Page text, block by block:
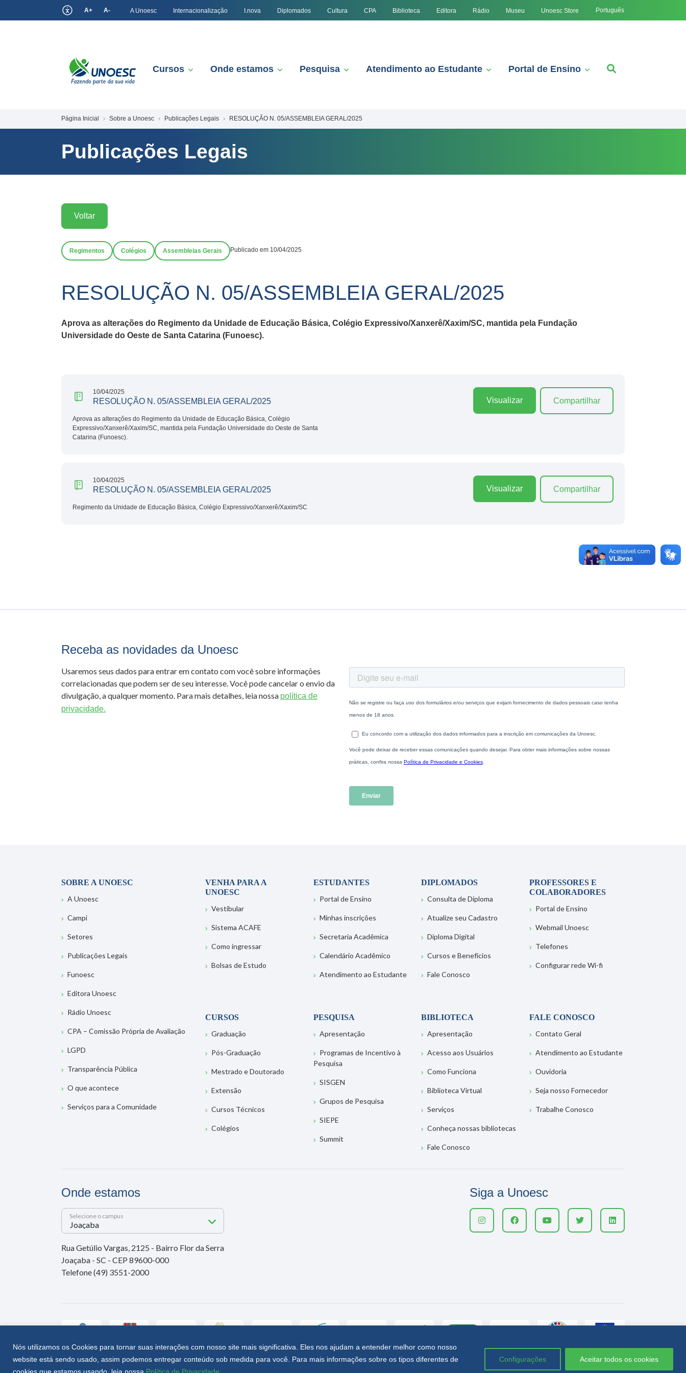
Nós utilizamos os Cookies para tornar suas interações com nosso site mais significativa. Eles nos ajudam a entender melhor como nosso
website está sendo usado, assim podemos entregar conteúdo sob medida para você. Para mais informações sobre os tipos diferentes de
cookies que estamos usando, leia nossa Política de Privacidade
Configurações Aceitar todos os cookies
A+ A- A Unoesc Internacionalização I.nova Diplomados Cultura CPA Biblioteca Editora Rádio Museu Unoesc Store Português
Cursos Onde estamos Pesquisa Atendimento ao Estudante Portal de Ensino
Página Inicial Sobre a Unoesc Publicações Legais RESOLUÇÃO N. 05/ASSEMBLEIA GERAL/2025
Publicações Legais
Voltar
Regimentos Colégios Assembleias Gerais Publicado em 10/04/2025
RESOLUÇÃO N. 05/ASSEMBLEIA GERAL/2025
Aprova as alterações do Regimento da Unidade de Educação Básica, Colégio Expressivo/Xanxerê/Xaxim/SC, mantida pela Fundação
Universidade do Oeste de Santa Catarina (Funoesc).
10/04/2025
RESOLUÇÃO N. 05/ASSEMBLEIA GERAL/2025
Aprova as alterações do Regimento da Unidade de Educação Básica, Colégio
Expressivo/Xanxerê/Xaxim/SC, mantida pela Fundação Universidade do Oeste de Santa
Catarina (Funoesc).
Visualizar Compartilhar
10/04/2025
RESOLUÇÃO N. 05/ASSEMBLEIA GERAL/2025
Regimento da Unidade de Educação Básica, Colégio Expressivo/Xanxerê/Xaxim/SC
Visualizar Compartilhar
Receba as novidades da Unoesc
Usaremos seus dados para entrar em contato com você sobre informações
correlacionadas que podem ser de seu interesse. Você pode cancelar o envio da
divulgação, a qualquer momento. Para mais detalhes, leia nossa política de
privacidade.
SOBRE A UNOESC
A Unoesc
Campi
Setores
Publicações Legais
Funoesc
Editora Unoesc
Rádio Unoesc
CPA – Comissão Própria de Avaliação
LGPD
Transparência Pública
O que acontece
Serviços para a Comunidade
VENHA PARA A
UNOESC
Vestibular
Sistema ACAFE
Como ingressar
Bolsas de Estudo
ESTUDANTES
Portal de Ensino
Minhas inscrições
Secretaria Acadêmica
Calendário Acadêmico
Atendimento ao Estudante
DIPLOMADOS
Consulta de Diploma
Atualize seu Cadastro
Diploma Digital
Cursos e Benefícios
Fale Conosco
PROFESSORES E
COLABORADORES
Portal de Ensino
Webmail Unoesc
Telefones
Configurar rede Wi-fi
CURSOS
Graduação
Pós-Graduação
Mestrado e Doutorado
Extensão
Cursos Técnicos
Colégios
PESQUISA
Apresentação
Programas de Incentivo à
Pesquisa
SISGEN
Grupos de Pesquisa
SIEPE
Summit
BIBLIOTECA
Apresentação
Acesso aos Usuários
Como Funciona
Biblioteca Virtual
Serviços
Conheça nossas bibliotecas
Fale Conosco
FALE CONOSCO
Contato Geral
Atendimento ao Estudante
Ouvidoria
Seja nosso Fornecedor
Trabalhe Conosco
Onde estamos
Selecione o campus
Rua Getúlio Vargas, 2125 - Bairro Flor da Serra
Joaçaba - SC - CEP 89600-000
Telefone (49) 3551-2000
Siga a Unoesc
Unoesc © 2026 - Todos os direitos reservados Política de privacidade